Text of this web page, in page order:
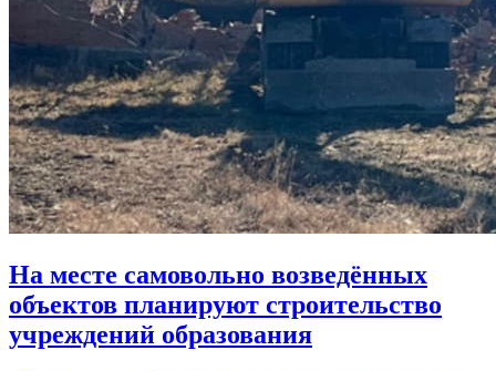
На месте самовольно возведённых
объектов планируют строительство
учреждений образования